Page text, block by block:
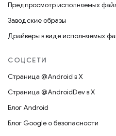
Предпросмотр исполняемых
Заводские образы
Драйверы в виде исполняемых
СОЦСЕТИ
Страница @Android в X
Страница @AndroidDev в X
Блог Android
Блог Google о безопасности